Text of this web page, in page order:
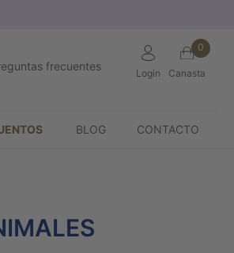
frecuentes
Login
0
Canasta
BLOG CONTACTO